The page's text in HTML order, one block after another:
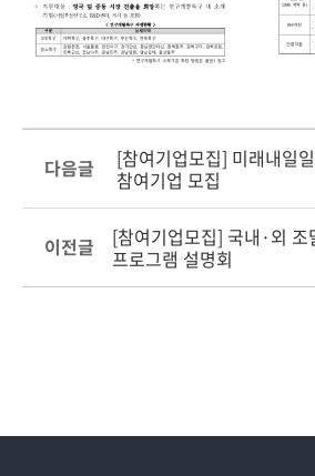
다음글
[참여기업모집] 미래내일
참여기업 모집
이전글
[참여기업모집] 국내·외 조
프로그램 설명회